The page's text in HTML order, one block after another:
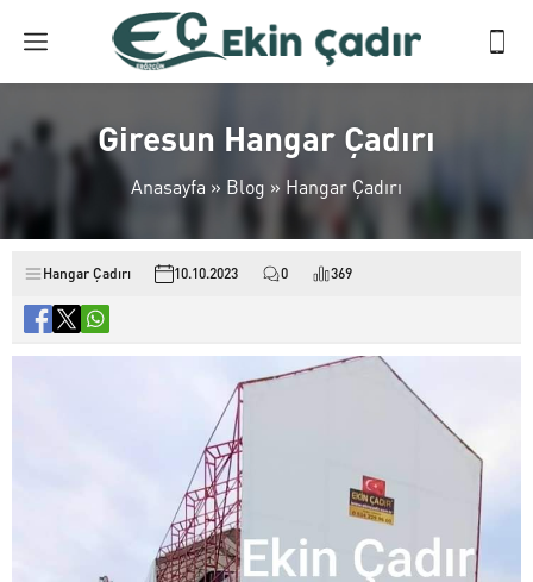
Giresun Hangar Çadırı
Anasayfa » Blog » Hangar Çadırı
Hangar Çadırı 10.10.2023 0 369